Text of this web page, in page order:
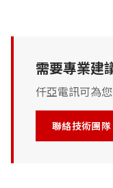
需要專業建
仟亞電訊可為
聯絡技術團隊